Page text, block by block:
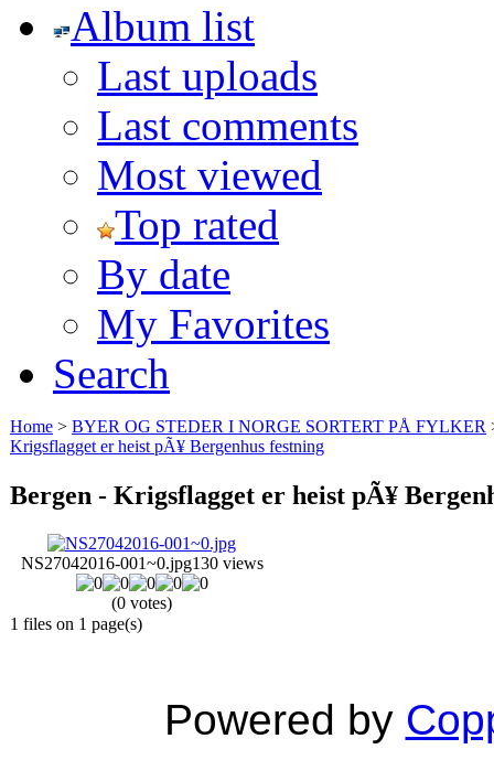
Album list
Last uploads
Last comments
Most viewed
Top rated
By date
My Favorites
Search
Home > BYER OG STEDER I NORGE SORTERT PÅ FYLKER
Krigsflagget er heist pÃ¥ Bergenhus festning
Bergen - Krigsflagget er heist pÃ¥
NS27042016-001~0.jpg130 views
(0 votes)
1 files on 1 page(s)
Powered by